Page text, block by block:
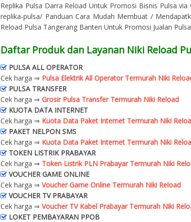
Replika Pulsa Darra Reload Untuk Promosi Bisnis Pulsa
replika-pulsa/ Panduan Cara Mudah Membuat /
Reload Pulsa Tangerang Banten Untuk Promosi Jualan
Daftar Produk dan Layanan Niki Reload
PULSA ALL OPERATOR
Cek harga ⇒ Pulsa Elektrik All Operator Termurah Niki
PULSA TRANSFER
Cek harga ⇒ Grosir Pulsa Transfer Termurah Niki Reload
KUOTA DATA INTERNET
Cek harga ⇒ Kuota Data Paket Internet Termurah Niki
PAKET NELPON SMS
Cek harga ⇒ Kuota Data Paket Internet Termurah Niki
TOKEN LISTRIK PRABAYAR
Cek harga ⇒ Token Listrik PLN Prabayar Termurah Niki
VOUCHER GAME ONLINE
Cek harga ⇒ Voucher Game Online Termurah Niki Reload
VOUCHER TV PRABAYAR
Cek harga ⇒ Voucher TV Kabel Prabayar Termurah Niki
LOKET PEMBAYARAN PPOB